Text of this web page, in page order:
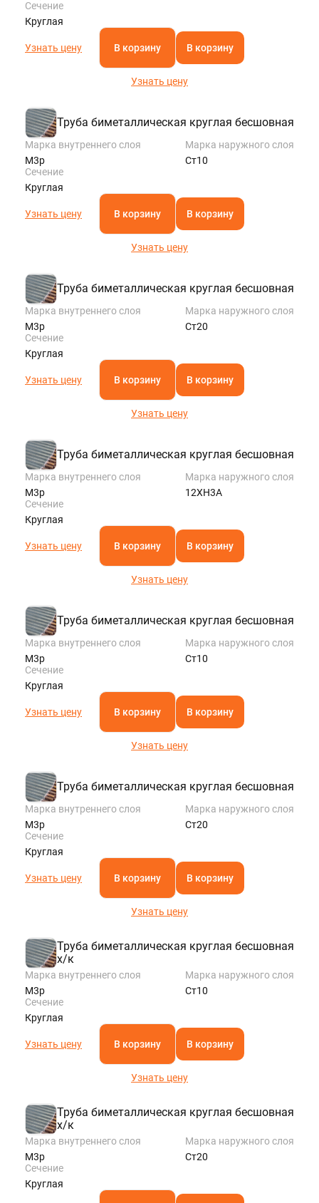
Сечение
Круглая
Узнать цену В корзину В корзину
Узнать цену
Труба биметаллическая круглая бесшовная
Марка внутреннего слоя
М3р
Марка наружного слоя
Ст10
Сечение
Круглая
Узнать цену В корзину В корзину
Узнать цену
Труба биметаллическая круглая бесшовная
Марка внутреннего слоя
М3р
Марка наружного слоя
Ст20
Сечение
Круглая
Узнать цену В корзину В корзину
Узнать цену
Труба биметаллическая круглая бесшовная
Марка внутреннего слоя
М3р
Марка наружного слоя
12ХН3А
Сечение
Круглая
Узнать цену В корзину В корзину
Узнать цену
Труба биметаллическая круглая бесшовная
Марка внутреннего слоя
М3р
Марка наружного слоя
Ст10
Сечение
Круглая
Узнать цену В корзину В корзину
Узнать цену
Труба биметаллическая круглая бесшовная
Марка внутреннего слоя
М3р
Марка наружного слоя
Ст20
Сечение
Круглая
Узнать цену В корзину В корзину
Узнать цену
Труба биметаллическая круглая бесшовная
х/к
Марка внутреннего слоя
М3р
Марка наружного слоя
Ст10
Сечение
Круглая
Узнать цену В корзину В корзину
Узнать цену
Труба биметаллическая круглая бесшовная
х/к
Марка внутреннего слоя
М3р
Марка наружного слоя
Ст20
Сечение
Круглая